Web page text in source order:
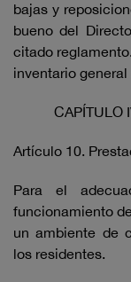
bajas y
bueno del
citado
inventario
CAPÍTULO
Artículo 10.
Para el
funcionamiento
un ambiente de
los residentes.